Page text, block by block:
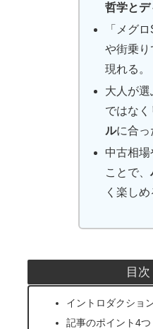
哲学とデ
「メグ
や街乗り
現れる。
大人が選
ではなく
ルに合っ
中古相
ことで、
く楽しめ
目次
イントロダクショ
記事のポイント4つ